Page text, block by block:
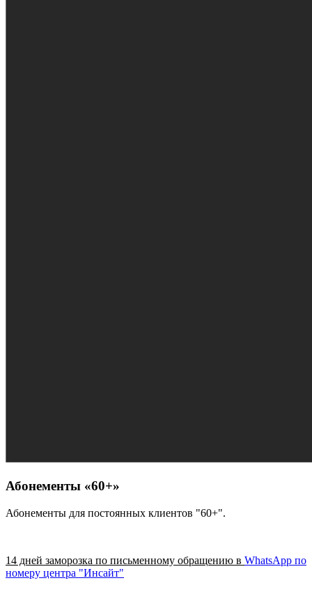
Абонементы «60+»
Абонементы для постоянных клиентов "60+".
14 дней заморозка по письменному обращению в WhatsApp по
номеру центра "Инсайт"